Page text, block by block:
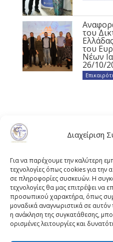
Διαχείριση
Για να παρέχουμε την καλύτερη
τεχνολογίες όπως cookies για
σε πληροφορίες συσκευών. Η
τεχνολογίες θα μας επιτρέψει να
προσωπικού χαρακτήρα, όπως
μοναδικά αναγνωριστικά σε
η ανάκληση της συγκατάθεσης,
ορισμένες λειτουργίες και
του
του
Νέων
26/10/